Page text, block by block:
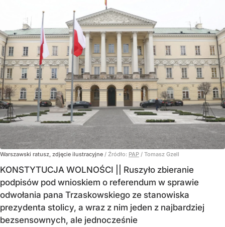
Warszawski ratusz, zdjęcie ilustracyjne / Źródło: PAP / Tomasz Gzell
KONSTYTUCJA WOLNOŚCI || Ruszyło zbieranie
podpisów pod wnioskiem o referendum w sprawie
odwołania pana Trzaskowskiego ze stanowiska
prezydenta stolicy, a wraz z nim jeden z najbardziej
bezsensownych, ale jednocześnie